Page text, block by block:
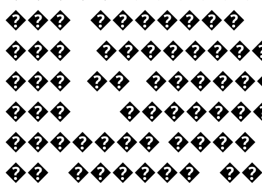
��� �������
���
��� ��
���
�������
�� ������